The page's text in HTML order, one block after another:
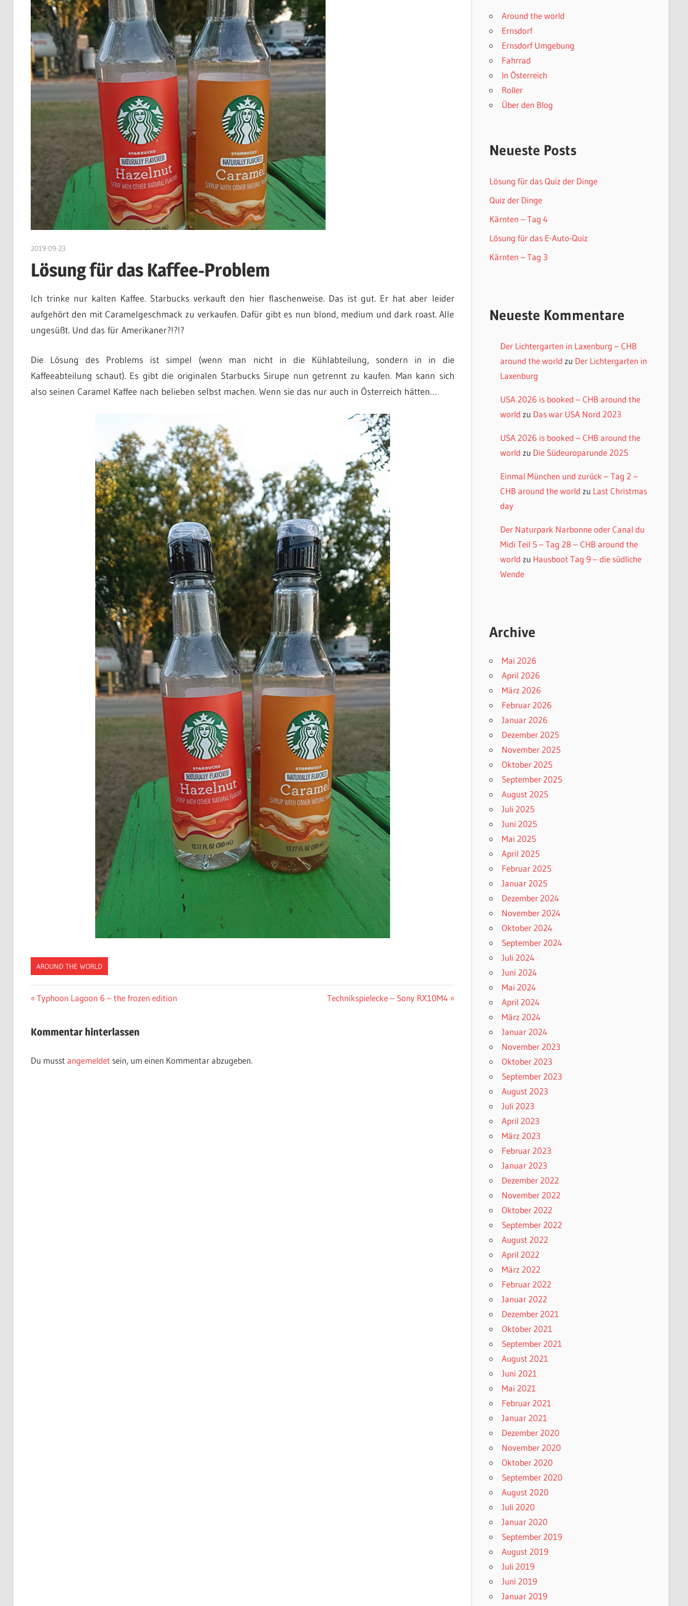
2019-09-23admin
Lösung für das Kaffee-Problem
Ich trinke nur kalten Kaffee. Starbucks verkauft den hier flaschenweise. Das ist gut. Er hat aber leider
aufgehört den mit Caramelgeschmack zu verkaufen. Dafür gibt es nun blond, medium und dark roast. Alle
ungesüßt. Und das für Amerikaner?!?!?
Die Lösung des Problems ist simpel (wenn man nicht in die Kühlabteilung, sondern in in die
Kaffeeabteilung schaut). Es gibt die originalen Starbucks Sirupe nun getrennt zu kaufen. Man kann sich
also seinen Caramel Kaffee nach belieben selbst machen. Wenn sie das nur auch in Österreich hätten…
AROUND THE WORLD
Beitragsnavigation
Vorheriger
Typhoon Lagoon 6 – the frozen edition
Nächster
Technikspielecke – Sony RX10M4
Kommentar hinterlassen
Du musst angemeldet sein, um einen Kommentar abzugeben.
Around the world
Ernsdorf
Ernsdorf Umgebung
Fahrrad
In Österreich
Roller
Über den Blog
Neueste Posts
Lösung für das Quiz der Dinge
Quiz der Dinge
Kärnten – Tag 4
Lösung für das E-Auto-Quiz
Kärnten – Tag 3
Neueste Kommentare
Der Lichtergarten in Laxenburg – CHB
around the world zu Der Lichtergarten in
Laxenburg
USA 2026 is booked – CHB around the
world zu Das war USA Nord 2023
USA 2026 is booked – CHB around the
world zu Die Südeuroparunde 2025
Einmal München und zurück – Tag 2 –
CHB around the world zu Last Christmas
day
Der Naturpark Narbonne oder Canal du
Midi Teil 5 – Tag 28 – CHB around the
world zu Hausboot Tag 9 – die südliche
Wende
Archive
Mai 2026
April 2026
März 2026
Februar 2026
Januar 2026
Dezember 2025
November 2025
Oktober 2025
September 2025
August 2025
Juli 2025
Juni 2025
Mai 2025
April 2025
Februar 2025
Januar 2025
Dezember 2024
November 2024
Oktober 2024
September 2024
Juli 2024
Juni 2024
Mai 2024
April 2024
März 2024
Januar 2024
November 2023
Oktober 2023
September 2023
August 2023
Juli 2023
April 2023
März 2023
Februar 2023
Januar 2023
Dezember 2022
November 2022
Oktober 2022
September 2022
August 2022
April 2022
März 2022
Februar 2022
Januar 2022
Dezember 2021
Oktober 2021
September 2021
August 2021
Juni 2021
Mai 2021
Februar 2021
Januar 2021
Dezember 2020
November 2020
Oktober 2020
September 2020
August 2020
Juli 2020
Januar 2020
September 2019
August 2019
Juli 2019
Juni 2019
Januar 2019